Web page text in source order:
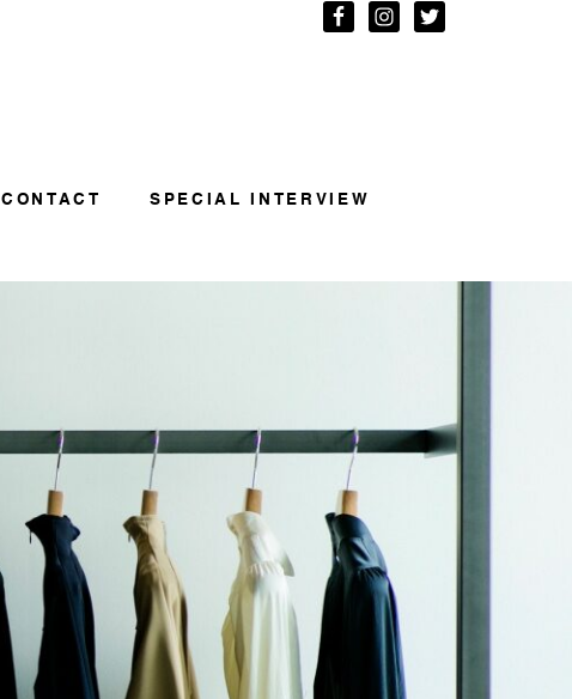
CONTACT SPECIAL INTERVIEW